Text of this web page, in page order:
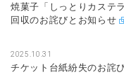
焼菓子「しっとりカステ
回収のお詫びとお知らせ
2025.10.31
チケット台紙紛失のお詫